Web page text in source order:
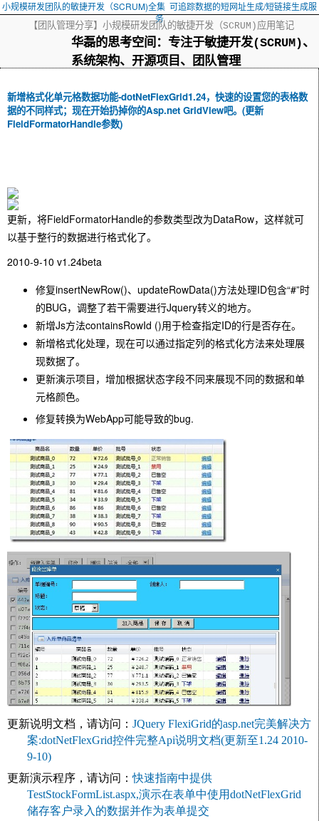
小规模研发团队的敏捷开发（SCRUM)全集 可追踪数据的短网址生成/短链接生成服
务
华磊的思考空间：专注于敏捷开发(SCRUM)、
系统架构、开源项目、团队管理
【团队管理分享】小规模研发团队的敏捷开发（SCRUM)应用笔记
新增格式化单元格数据功能-dotNetFlexGrid1.24，快速的设置您的表格数
据的不同样式；现在开始扔掉你的Asp.net GridView吧。(更新
FieldFormatorHandle参数)
更新，将FieldFormatorHandle的参数类型改为DataRow，这样就可
以基于整行的数据进行格式化了。
2010-9-10 v1.24beta
修复insertNewRow()、updateRowData()方法处理ID包含“#”时
的BUG，调整了若干需要进行Jquery转义的地方。
新增Js方法containsRowId ()用于检查指定ID的行是否存在。
新增格式化处理，现在可以通过指定列的格式化方法来处理展
现数据了。
更新演示项目，增加根据状态字段不同来展现不同的数据和单
元格颜色。
修复转换为WebApp可能导致的bug.
更新说明文档，请访问： JQuery FlexiGrid的asp.net完美解决方
案:dotNetFlexGrid控件完整Api说明文档(更新至1.24 2010-
9-10)
更新演示程序，请访问：快速指南中提供
TestStockFormList.aspx,演示在表单中使用dotNetFlexGrid
储存客户录入的数据并作为表单提交